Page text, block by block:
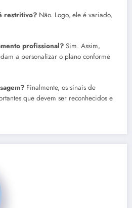
restritivo? Não. Logo, ele é variado,
profissional? Sim. Assim,
a personalizar o plano conforme
Finalmente, os sinais de
que devem ser reconhecidos e